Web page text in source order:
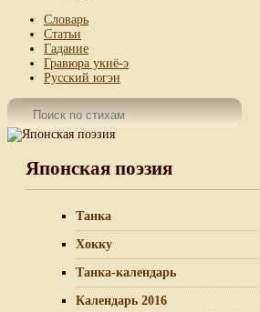
Словарь
Статьи
Гадание
Гравюра укиё-э
Русский югэн
Японская поэзия
Танка
Хокку
Танка-календарь
Календарь 2016